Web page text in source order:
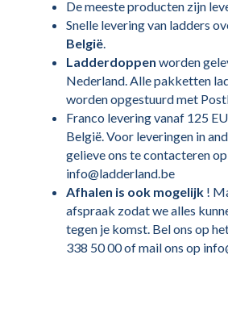
De meeste producten zijn
Snelle levering van ladders
België.
Ladderdoppen worden
Nederland. Alle pakketten
worden opgestuurd met
Franco levering vanaf 125
België. Voor leveringen in
gelieve ons te contacteren op
info@ladderland.be
Afhalen is ook mogelijk!
afspraak zodat we alles
tegen je komst. Bel ons op
338 50 00 of mail ons op